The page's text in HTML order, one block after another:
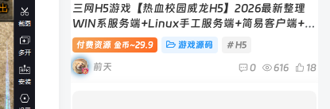
三网H5游戏【热血校园威龙H5】2026最新整理
WIN系服务端+Linux手工服务端+简易客户端+教
程
付费资源 金币~29.9 游戏源码 # H5
前天 0 616 18